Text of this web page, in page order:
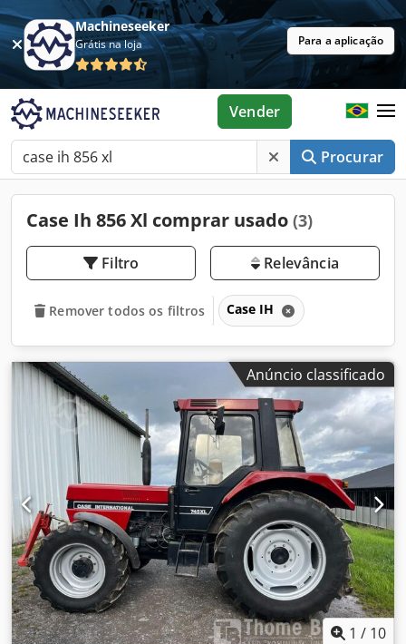
Machineseeker
Grátis na loja Para a aplicação
Procurar
Vender
Case Ih 856 Xl comprar usado (3)
Filtro Relevância
Remover todos os filtros Case IH
Anúncio classificado
1 / 10